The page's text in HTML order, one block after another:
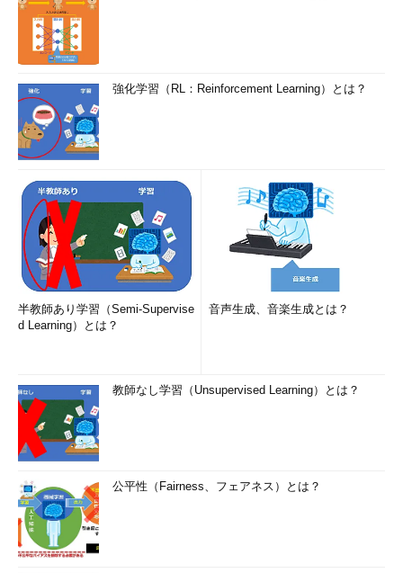
強化学習（RL：Reinforcement Learning）とは？
半教師あり学習（Semi-Supervise
d Learning）とは？
音声生成、音楽生成とは？
教師なし学習（Unsupervised Learning）とは？
公平性（Fairness、フェアネス）とは？